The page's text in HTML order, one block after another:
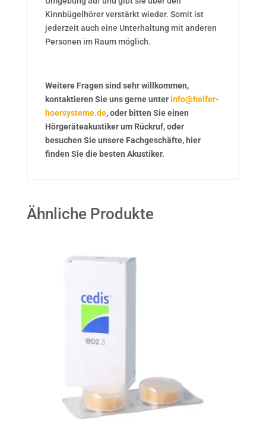
Kinnbügelhörer verstärkt wieder. Somit ist
jederzeit auch eine Unterhaltung mit anderen
Personen im Raum möglich.
Weitere Fragen sind sehr willkommen,
kontaktieren Sie uns gerne unterinfo@helfer-
hoersysteme.de, oder bitten Sie einen
Hörgeräteakustiker um Rückruf, oder
besuchen Sie unsere Fachgeschäfte, hier
finden Sie die besten Akustiker.
Ähnliche Produkte